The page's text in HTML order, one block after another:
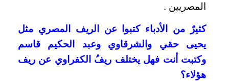
المصريين .
كثيرٌ من الأدباء كتبوا عن الريف المصري مثل
يحيى حقي والشرقاوي وعبد الحكيم قاسم
وكتبت أنت فهل يختلف ريفُ الكفراوي عن ريف
هؤلاء؟